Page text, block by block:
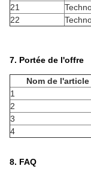
21
22
7. Portée de l'offre
Nom de l'article
1
2
3
4
8. FAQ